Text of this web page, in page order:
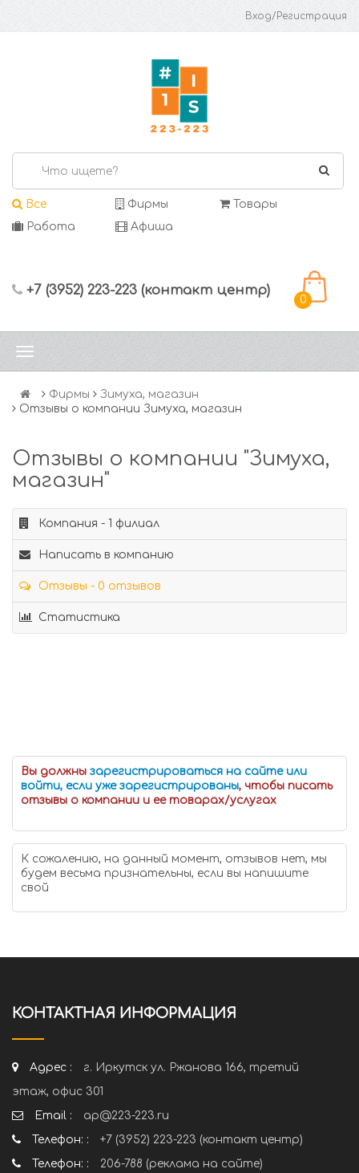
Вход/Регистрация
Все Фирмы
Товары
Работа
Афиша
+7 (3952) 223-223 (контакт центр)
0
Фирмы
Зимуха, магазин
Отзывы о компании Зимуха, магазин
Отзывы о компании "Зимуха,
магазин"
Компания - 1 филиал
Написать в компанию
Отзывы - 0 отзывов
Статистика
Вы должны зарегистрироваться на сайте или
войти, если уже зарегистрированы, чтобы писать
отзывы о компании и ее товарах/услугах
К сожалению, на данный момент, отзывов нет, мы
будем весьма признательны, если вы напишите
свой
КОНТАКТНАЯ ИНФОРМАЦИЯ
Адрес :
г. Иркутск ул. Ржанова 166, третий
этаж, офис 301
Email :
ap@223-223.ru
Телефон: :
+7 (3952) 223-223 (контакт центр)
Телефон: :
206-788 (реклама на сайте)